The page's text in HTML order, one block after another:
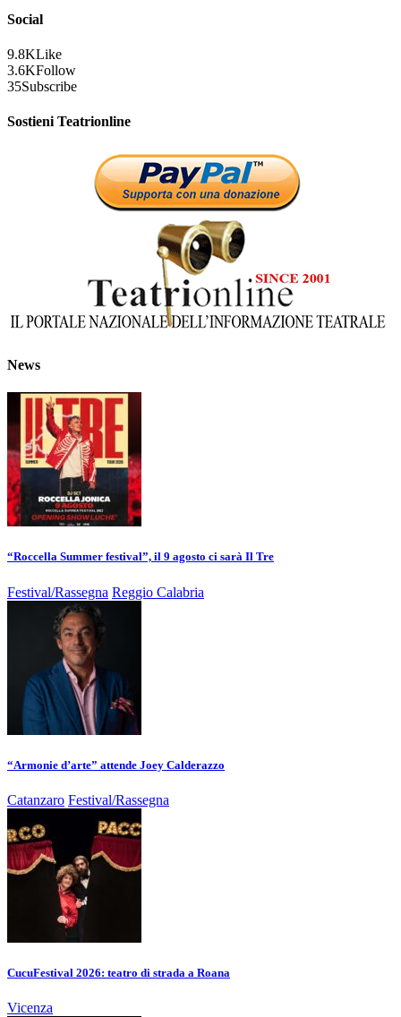
Social
9.8KLike
3.6KFollow
35Subscribe
Sostieni Teatrionline
News
“Roccella Summer festival”, il 9 agosto ci sarà Il Tre
Festival/Rassegna Reggio Calabria
“Armonie d’arte” attende Joey Calderazzo
Catanzaro Festival/Rassegna
CucuFestival 2026: teatro di strada a Roana
Vicenza